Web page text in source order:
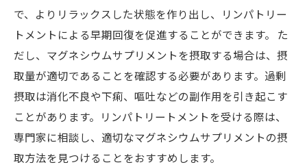
で、よりリラックスした状態を作り出し、リンパトリー
トメントによる早期回復を促進することができます。 た
だし、マグネシウムサプリメントを摂取する場合は、摂
取量が適切であることを確認する必要があります。過剰
摂取は消化不良や下痢、嘔吐などの副作用を引き起こす
ことがあります。リンパトリートメントを受ける際は、
専門家に相談し、適切なマグネシウムサプリメントの摂
取方法を見つけることをおすすめします。